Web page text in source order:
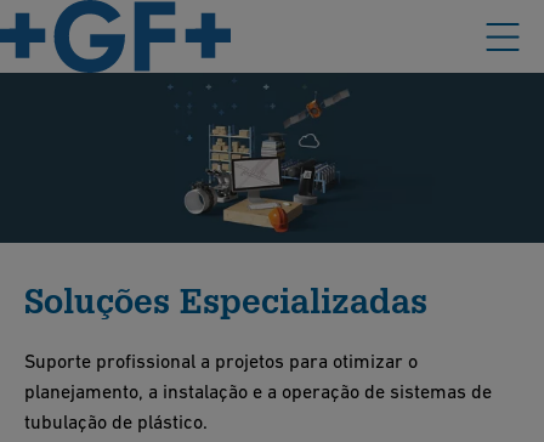
Soluções Especializadas
Suporte profissional a projetos para otimizar o
planejamento, a instalação e a operação de sistemas de
tubulação de plástico.